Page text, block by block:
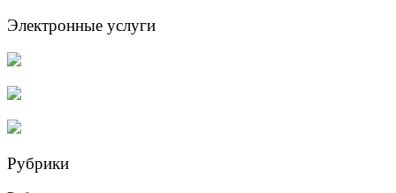
Электронные услуги
Рубрики